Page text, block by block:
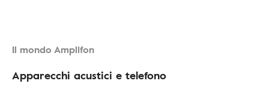
Il mondo Amplifon
Apparecchi acustici e telefono